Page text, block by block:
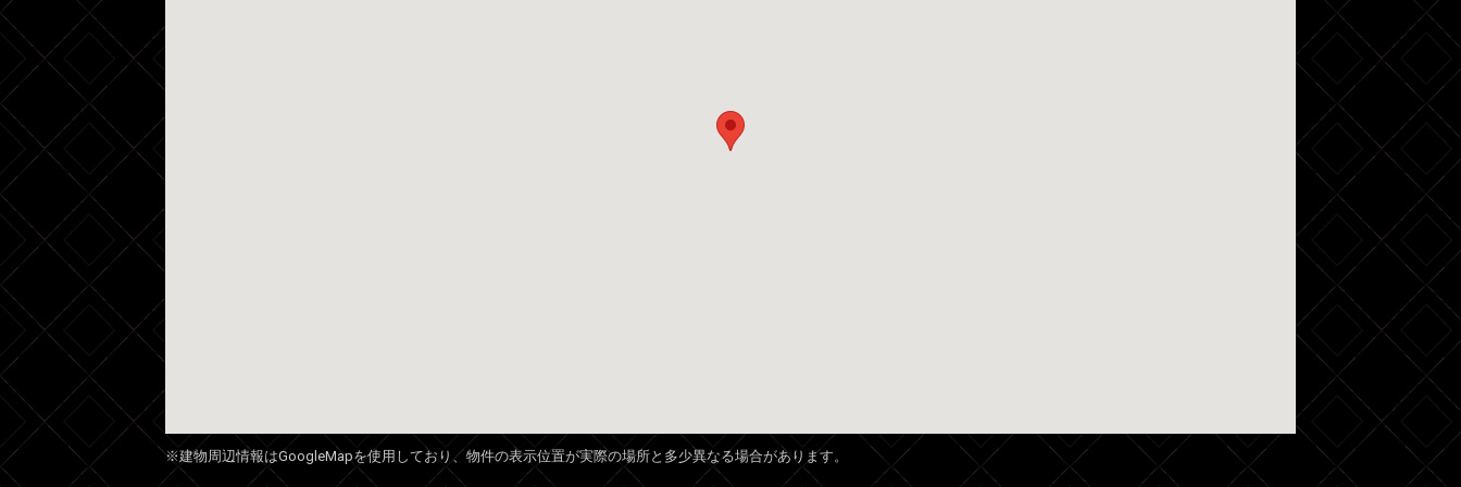
※建物周辺情報はGoogleMapを使用しており、物件の表示位置が実際の場所と多少異なる場合があります。